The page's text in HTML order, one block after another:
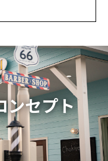
ンセプト